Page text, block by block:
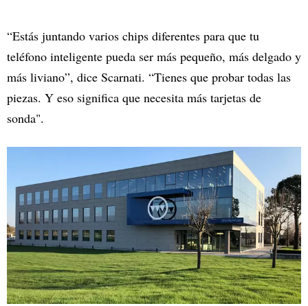
“Estás juntando varios chips diferentes para que tu
teléfono inteligente pueda ser más pequeño, más delgado y
más liviano”, dice Scarnati. “Tienes que probar todas las
piezas. Y eso significa que necesita más tarjetas de
sonda".